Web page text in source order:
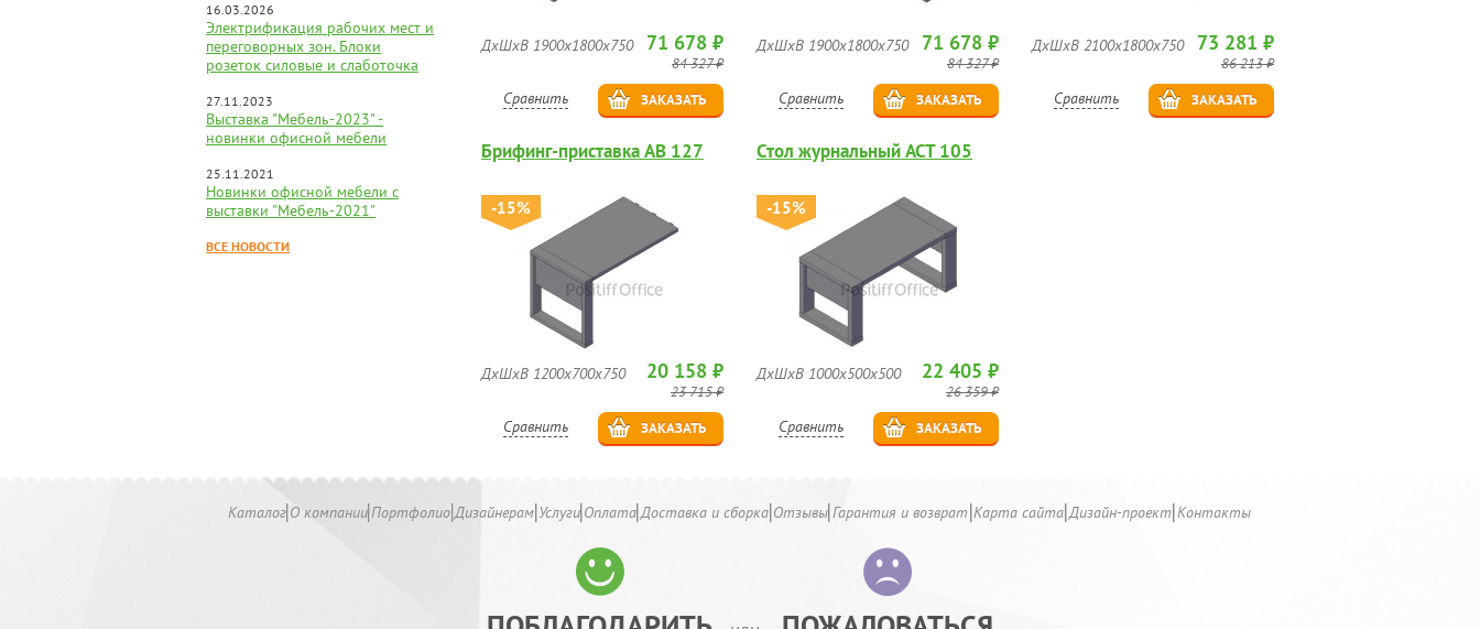
16.03.2026
Электрификация рабочих мест и
переговорных зон. Блоки
розеток силовые и слаботочка
27.11.2023
Выставка "Мебель-2023" -
новинки офисной мебели
25.11.2021
Новинки офисной мебели с
выставки "Мебель-2021"
ВСЕ НОВОСТИ
ДхШхВ 1900х1800х750 71 678 ₽
84 327 ₽
Сравнить ЗАКАЗАТЬ
ДхШхВ 1900х1800х750 71 678 ₽
84 327 ₽
Сравнить ЗАКАЗАТЬ
ДхШхВ 2100х1800х750 73 281 ₽
86 213 ₽
Сравнить ЗАКАЗАТЬ
Брифинг-приставка AB 127
-15%
ДхШхВ 1200х700х750 20 158 ₽
23 715 ₽
Сравнить ЗАКАЗАТЬ
Стол журнальный ACT 105
-15%
ДхШхВ 1000х500х500 22 405 ₽
26 359 ₽
Сравнить ЗАКАЗАТЬ
Каталог О компанииПортфолио Дизайнерам Услуги Оплата Доставка и сборка Отзывы Гарантия и возврат Карта сайта Дизайн-проект Контакты